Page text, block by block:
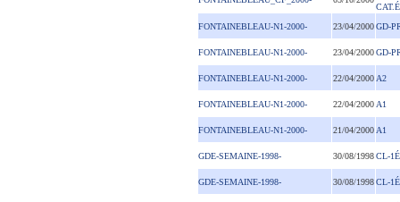
FONTAINEBLEAU-N1-2000-
23/04/2000GD-
FONTAINEBLEAU-N1-2000- 23/04/2000GD-
FONTAINEBLEAU-N1-2000- 22/04/2000 A2
FONTAINEBLEAU-N1-2000- 22/04/2000 A1
FONTAINEBLEAU-N1-2000- 21/04/2000 A1
GDE-SEMAINE-1998- 30/08/1998CL-
GDE-SEMAINE-1998- 30/08/1998CL-